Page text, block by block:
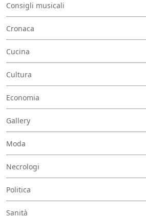
Consigli musicali
Cronaca
Cucina
Cultura
Economia
Gallery
Moda
Necrologi
Politica
Sanità